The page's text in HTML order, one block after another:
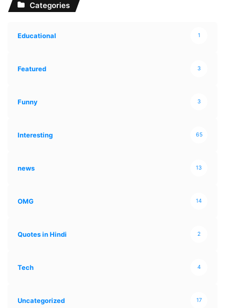
Categories
Educational 1
Featured 3
Funny 3
Interesting 65
news 13
OMG 14
Quotes in Hindi 2
Tech 4
Uncategorized 17